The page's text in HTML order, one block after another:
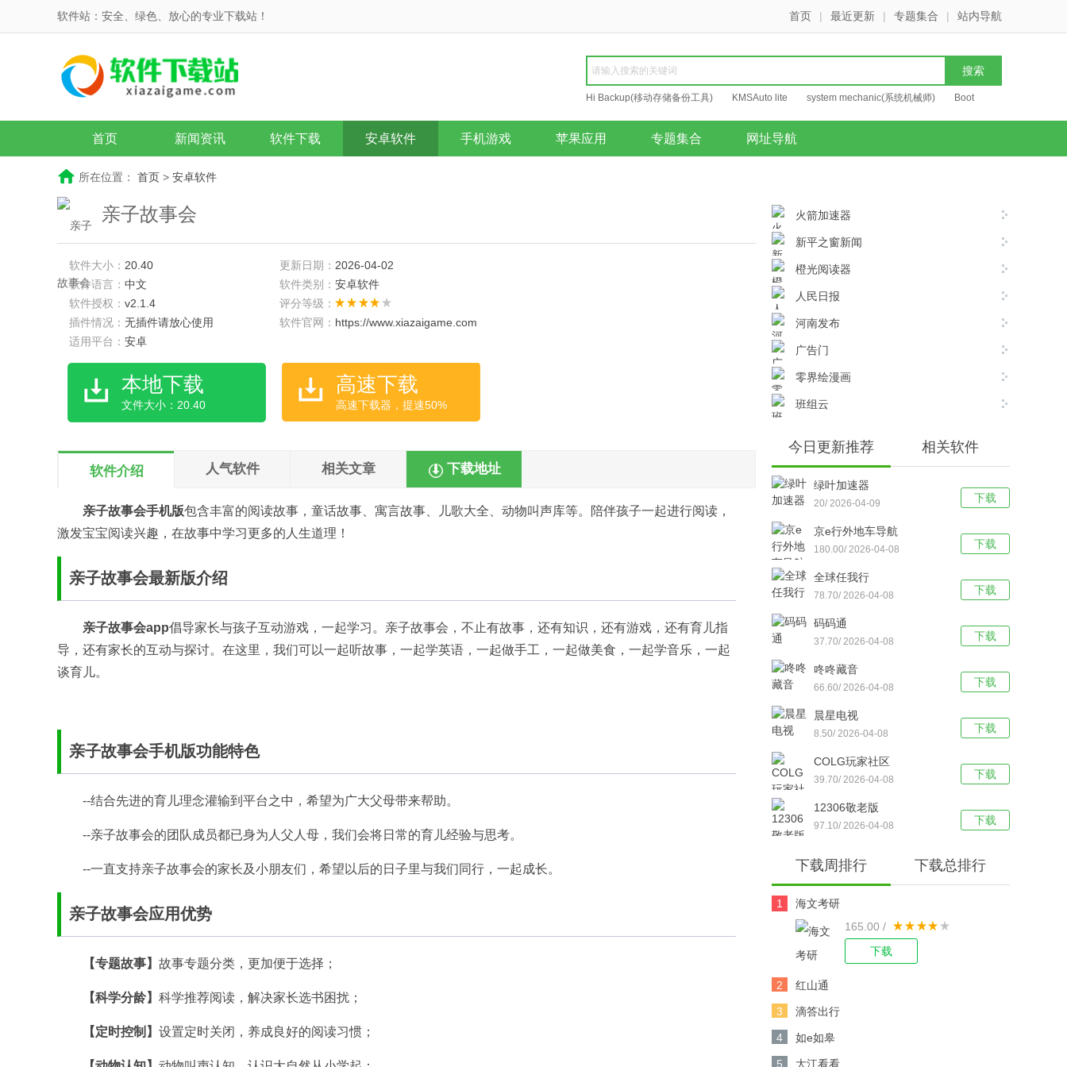
软件站：安全、绿色、放心的专业下载站！ 首页 | 最近更新 | 专题集合 | 站内导航
Hi Backup(移动存储备份工具) KMSAuto lite system mechanic(系统机械师) Boot
Repair
首页 新闻资讯 软件下载 安卓软件 手机游戏 苹果应用 专题集合 网址导航
所在位置： 首页 > 安卓软件
亲子故事会
软件大小： 20.40 更新日期： 2026-04-02
软件语言： 中文 软件类别： 安卓软件
软件授权： v2.1.4
评分等级：
插件情况： 无插件请放心使用 软件官网： https://www.xiazaigame.com
适用平台： 安卓
本地下载
文件大小：20.40
高速下载
高速下载器，提速50%
软件介绍 人气软件 相关文章 下载地址
亲子故事会手机版包含丰富的阅读故事，童话故事、寓言故事、儿歌大全、动物叫声库等。陪伴孩子一起进行阅读，
激发宝宝阅读兴趣，在故事中学习更多的人生道理！
亲子故事会最新版介绍
亲子故事会app倡导家长与孩子互动游戏，一起学习。亲子故事会，不止有故事，还有知识，还有游戏，还有育儿指
导，还有家长的互动与探讨。在这里，我们可以一起听故事，一起学英语，一起做手工，一起做美食，一起学音乐，一起
谈育儿。
亲子故事会手机版功能特色
--结合先进的育儿理念灌输到平台之中，希望为广大父母带来帮助。
--亲子故事会的团队成员都已身为人父人母，我们会将日常的育儿经验与思考。
--一直支持亲子故事会的家长及小朋友们，希望以后的日子里与我们同行，一起成长。
亲子故事会应用优势
【专题故事】 故事专题分类，更加便于选择；
【科学分龄】 科学推荐阅读，解决家长选书困扰；
【定时控制】 设置定时关闭，养成良好的阅读习惯；
火箭加速器
新平之窗新闻
橙光阅读器
人民日报
河南发布
广告门
零界绘漫画
班组云
今日更新推荐 相关软件
下载
绿叶加速器
20/ 2026-04-09
下载
京e行外地车导航
180.00/ 2026-04-08
下载
全球任我行
78.70/ 2026-04-08
下载
码码通
37.70/ 2026-04-08
下载
咚咚藏音
66.60/ 2026-04-08
下载
晨星电视
8.50/ 2026-04-08
下载
COLG玩家社区
39.70/ 2026-04-08
下载
12306敬老版
97.10/ 2026-04-08
下载周排行 下载总排行
1
海文考研
165.00 /
下载
2 红山通
3 滴答出行
4 如e如皋
5 大江看看